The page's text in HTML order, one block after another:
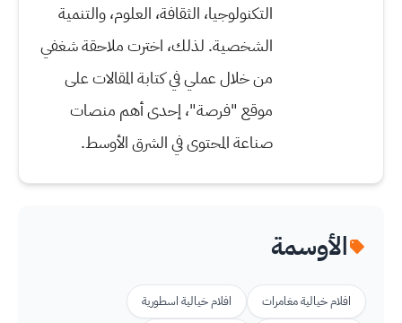
التكنولوجيا، الثقافة، العلوم، والتنمية
الشخصية. لذلك، اخترت ملاحقة شغفي
من خلال عملي في كتابة المقالات على
موقع "فرصة"، إحدى أهم منصات
صناعة المحتوى في الشرق الأوسط.
الأوسمة
افلام خيالية مغامرات افلام خيالية اسطورية